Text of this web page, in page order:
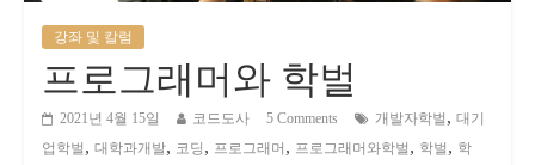
강좌 및 칼럼
프로그래머와 학벌
2021년 4월 15일 코드도사 5 Comments 개발자학벌 , 대기
업학벌 , 대학과개발, 코딩 , 프로그래머 , 프로그래머와학벌 , 학벌 , 학